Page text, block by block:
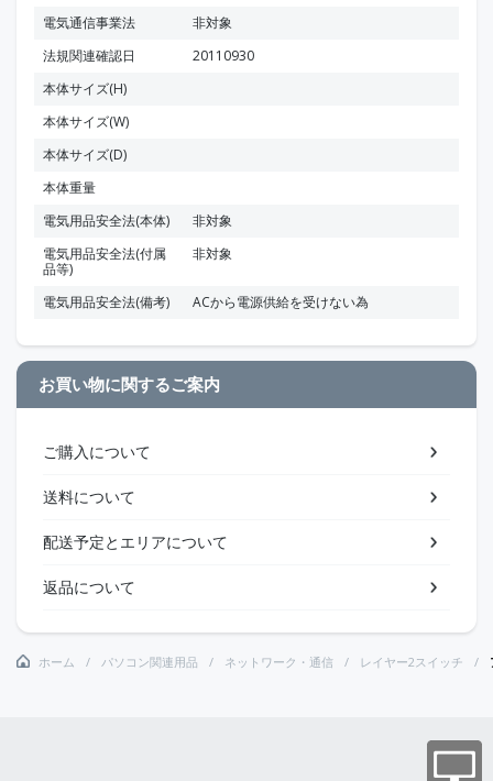
電気通信事業法
非対象
法規関連確認日
20110930
本体サイズ(H)
本体サイズ(W)
本体サイズ(D)
本体重量
電気用品安全法(本体)
非対象
電気用品安全法(付属
品等)
非対象
電気用品安全法(備考) ACから電源供給を受けない為
お買い物に関するご案内
ご購入について
送料について
配送予定とエリアについて
返品について
ホーム パソコン関連用品 ネットワーク・通信 レイヤー2スイッチ